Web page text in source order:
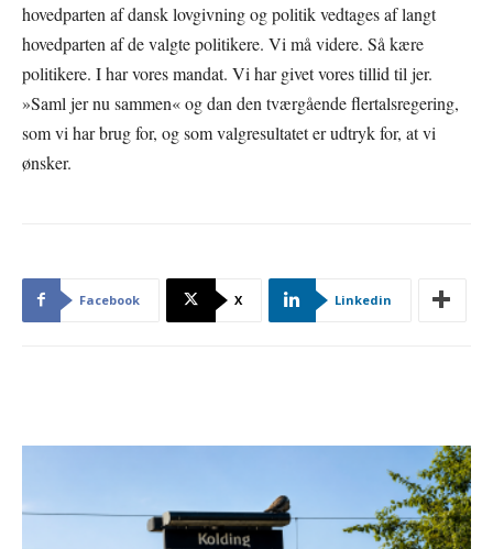
hovedparten af dansk lovgivning og politik vedtages af langt
hovedparten af de valgte politikere. Vi må videre. Så kære
politikere. I har vores mandat. Vi har givet vores tillid til jer.
»Saml jer nu sammen« og dan den tværgående flertalsregering,
som vi har brug for, og som valgresultatet er udtryk for, at vi
ønsker.
Facebook X Linkedin